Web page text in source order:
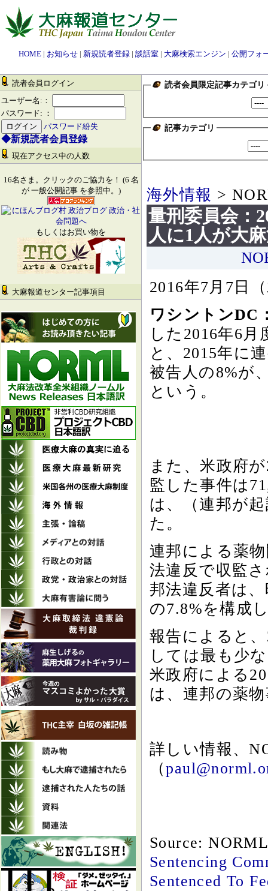
HOME | お知らせ | 新規読者登録 | 談話室 | 大麻検索エンジン | 公開フォ
読者会員ログイン
ユーザー名:：
パスワード: ：
パスワード紛失
◆新規読者会員登録
現在アクセス中の人数
16名さま。クリックのご協力を！ (6 名
が 一般公開記事 を参照中。)
もしくはお買い物を
大麻報道センター記事項目
読者会員限定記事カテゴリ
記事カテゴリ
海外情報 >
量刑委員会：
人に1人が大
2016年7月7日
ワシントンDC
した2016年6
と、2015年に
被告人の8%が
という。
また、米政府
監した事件は
は、（連邦が
た。
連邦による薬
法違反で収監
邦法違反者は
の7.8%を構成
報告によると
しては最も少
米政府による
は、連邦の薬
詳しい情報、
（
Source:
Sentencing
Sentenced To